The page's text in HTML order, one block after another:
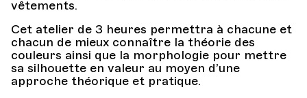
vêtements.
Cet atelier de 3 heures permettra à chacune et
chacun de mieux connaître la théorie des
couleurs ainsi que la morphologie pour mettre
sa silhouette en valeur au moyen d’une
approche théorique et pratique.